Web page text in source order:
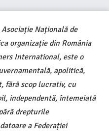
Asociație Națională de
organizație din România
International, este o
apolitică,
fără scop lucrativ, cu
independentă, întemeiată
drepturile
a Federației